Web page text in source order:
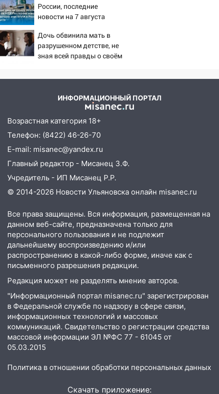
17:05
«Обыск» по видеосвязи: в
Ульяновске задержали 19-летнюю
сообщницу мошенников
16:12
Едва не перерезал горло: в
Вешкайме посиделки с судимым
больницей
18-летняя девушка без прав
перевернулась на мопеде и попала в
больницу
15:59 Ульяновец отдал более 14
миллионов рублей за криминальное
покровительство
15:32 На «кольце» кроссовер сбил 18-
летнего мопедиста
госпитализировали 25-летнего байкера
14:32 На Ульяновскую область
надвигается жара
14:08 Пешеход переходил по «зебре»:
подробности серьезной аварии на
Фруктовой
13:30 В Димитровграде на улице
Трудовой горело здание
13:00 Водитель без прав врезался в
припаркованный автомобиль
велосипеде и попал под колеса
Вспыхнул изнутри: в
России, последние
новости на 7 августа
на склады Wildberries,
состояние пострадавших
Дочь обвинила мать в
разрушенном детстве, не
зная всей правды о своём
ИНФОРМАЦИОННЫЙ ПОРТАЛ
Возрастная категория 18+
Телефон: (8422) 46-26-70
E-mail: misanec@yandex.ru
Главный редактор - Мисанец З.Ф.
Учредитель - ИП Мисанец Р.Р.
© 2014-2026 Новости Ульяновска онлайн misanec.ru
Все права защищены. Вся информация, размещенная на
данном веб-сайте, предназначена только для
персонального пользования и не подлежит
дальнейшему воспроизведению и/или
распространению в какой-либо форме, иначе как с
письменного разрешения редакции.
Редакция может не разделять мнение авторов.
"Информационный портал misanec.ru" зарегистрирован
в Федеральной службе по надзору в сфере связи,
информационных технологий и массовых
коммуникаций. Свидетельство о регистрации средства
массовой информации ЭЛ №ФС 77 - 61045 от
05.03.2015
Политика в отношении обработки персональных данных
Скачать приложение: